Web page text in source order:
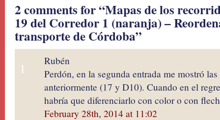
2 comments for “Mapas de los
19 del Corredor 1 (naranja) –
transporte de Córdoba”
1
Rubén
Perdón, en la segunda entrada me mostró
anteriormente (17 y D10). Cuando en el
habría que diferenciarlo con color o con
February 28th, 2014 at 11:02